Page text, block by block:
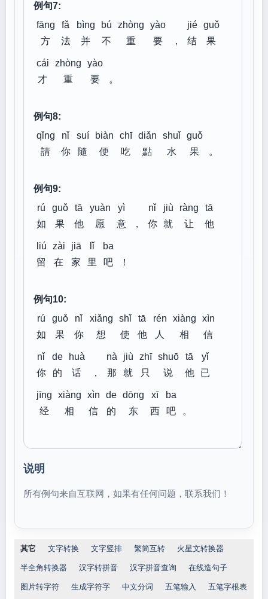
例句7:
fāng
方
fǎ
法
bìng
并
bú
不
zhòng
重
yào
要
，
jié
结
guǒ
果
cái
才
zhòng
重
yào
要
。
例句8:
qǐng
請
nǐ
你
suí
隨
biàn
便
chī
吃
diǎn
點
shuǐ
水
guǒ
果
。
例句9:
rú
如
guǒ
果
tā
他
yuàn
愿
yì
意
，
nǐ
你
jiù
就
ràng
让
tā
他
liú
留
zài
在
jiā
家
lǐ
里
ba
吧
！
例句10:
rú
如
guǒ
果
nǐ
你
xiǎng
想
shǐ
使
tā
他
rén
人
xiàng
相
xìn
信
nǐ
你
de
的
huà
话
，
nà
那
jiù
就
zhī
只
shuō
说
tā
他
yǐ
已
jīng
经
xiàng
相
xìn
信
de
的
dōng
东
xī
西
ba
吧
。
说明
所有例句来自互联网，如果有任何问题，联系我们！
其它 文字转换 文字竖排 繁简互转 火星文转换器
半全角转换器 汉字转拼音 汉字拼音查询 在线造句子
图片转字符 生成字符字 中文分词 五笔输入 五笔字根表